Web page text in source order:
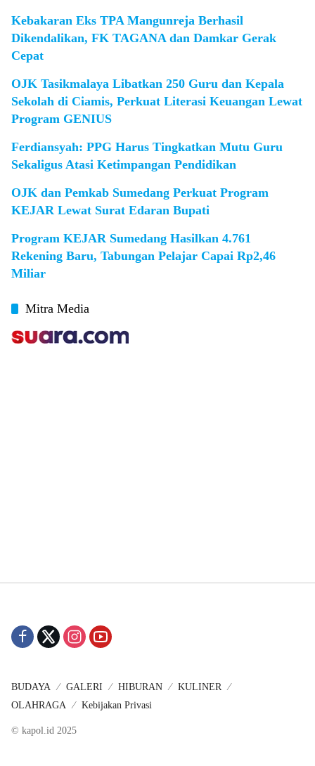
Kebakaran Eks TPA Mangunreja Berhasil
Dikendalikan, FK TAGANA dan Damkar Gerak
Cepat
OJK Tasikmalaya Libatkan 250 Guru dan Kepala
Sekolah di Ciamis, Perkuat Literasi Keuangan Lewat
Program GENIUS
Ferdiansyah: PPG Harus Tingkatkan Mutu Guru
Sekaligus Atasi Ketimpangan Pendidikan
OJK dan Pemkab Sumedang Perkuat Program
KEJAR Lewat Surat Edaran Bupati
Program KEJAR Sumedang Hasilkan 4.761
Rekening Baru, Tabungan Pelajar Capai Rp2,46
Miliar
Mitra Media
BUDAYA GALERI HIBURAN
KULINER
OLAHRAGA
Kebijakan Privasi
© kapol.id 2025